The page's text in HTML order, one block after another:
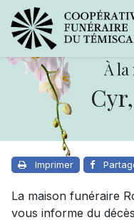
À
Imprimer
La maison funéraire
vous informe du